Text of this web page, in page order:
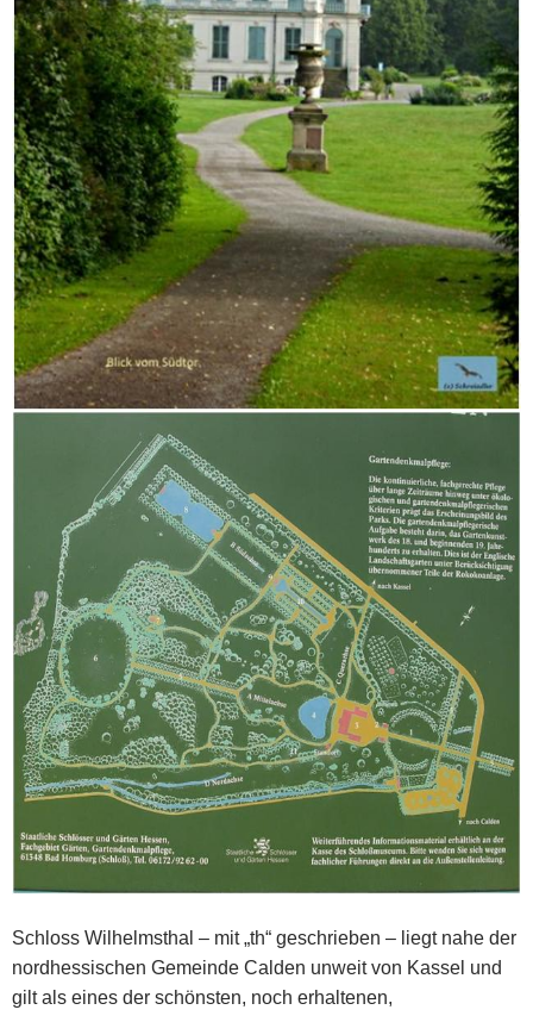
Schloss Wilhelmsthal – mit „th“ geschrieben – liegt nahe der
nordhessischen Gemeinde Calden unweit von Kassel und
gilt als eines der schönsten, noch erhaltenen,